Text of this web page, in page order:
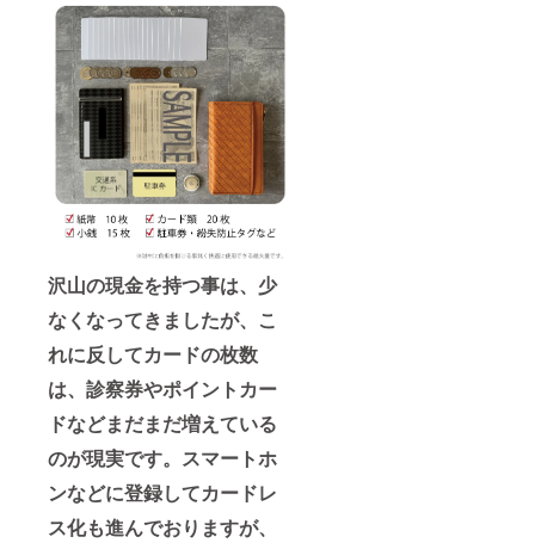
沢山の現金を持つ事は、少
なくなってきましたが、こ
れに反してカードの枚数
は、診察券やポイントカー
ドなどまだまだ増えている
のが現実です。スマートホ
ンなどに登録してカードレ
ス化も進んでおりますが、